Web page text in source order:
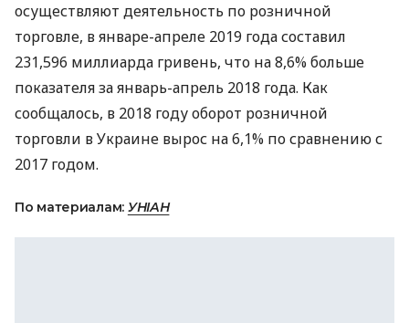
осуществляют деятельность по розничной
торговле, в январе-апреле 2019 года составил
231,596 миллиарда гривень, что на 8,6% больше
показателя за январь-апрель 2018 года. Как
сообщалось, в 2018 году оборот розничной
торговли в Украине вырос на 6,1% по сравнению с
2017 годом.
По материалам: УНІАН